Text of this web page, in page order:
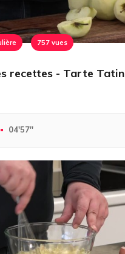
757 vues
recettes - Tarte Tatin
04'57''